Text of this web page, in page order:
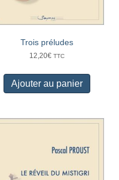
Trois préludes
12,20€ TTC
Ajouter au panier